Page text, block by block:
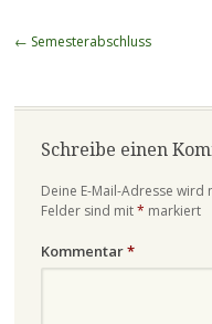
Beitragsnavigation
← Semesterabschluss
Schreibe einen
Deine E-Mail-Adresse wird
Felder sind mit* markiert
Kommentar*